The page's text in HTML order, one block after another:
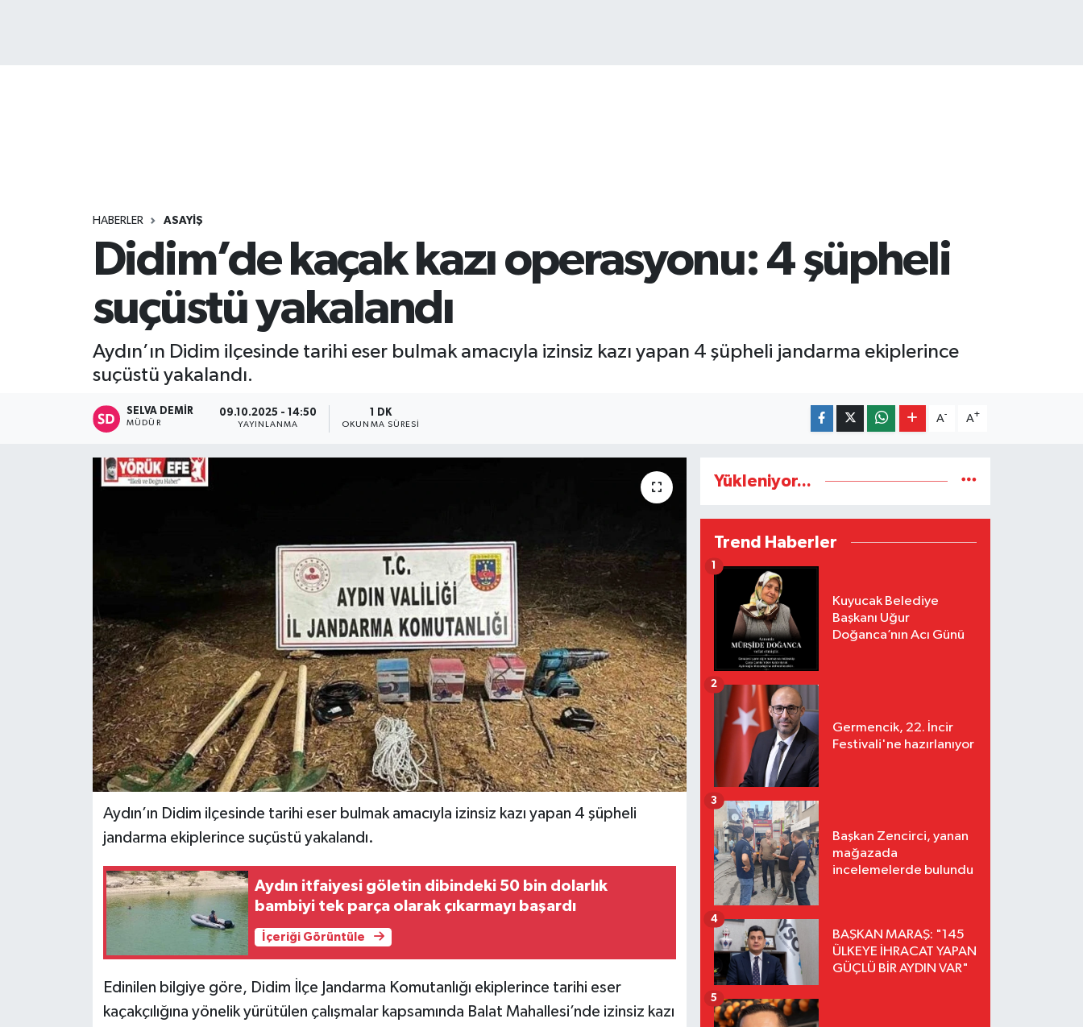
HABERLER ASAYİŞ
Didim’de kaçak kazı operasyonu: 4 şüpheli
suçüstü yakalandı
Aydın’ın Didim ilçesinde tarihi eser bulmak amacıyla izinsiz kazı yapan 4 şüpheli jandarma ekiplerince
suçüstü yakalandı.
SELVA DEMIR
MÜDÜR
09.10.2025 - 14:50
YAYINLANMA
1 DK
OKUNMA SÜRESI
A- A+
Aydın’ın Didim ilçesinde tarihi eser bulmak amacıyla izinsiz kazı yapan 4 şüpheli
jandarma ekiplerince suçüstü yakalandı.
Aydın itfaiyesi göletin dibindeki 50 bin dolarlık
bambiyi tek parça olarak çıkarmayı başardı
İçeriği Görüntüle
Edinilen bilgiye göre, Didim İlçe Jandarma Komutanlığı ekiplerince tarihi eser
kaçakçılığına yönelik yürütülen çalışmalar kapsamında Balat Mahallesi’nde izinsiz kazı
Yükleniyor...
Trend Haberler
Kuyucak Belediye
Başkanı Uğur
Doğanca’nın Acı Günü
1
Germencik, 22. İncir
Festivali'ne hazırlanıyor
2
Başkan Zencirci, yanan
mağazada
incelemelerde bulundu
3
BAŞKAN MARAŞ: "145
ÜLKEYE İHRACAT YAPAN
GÜÇLÜ BİR AYDIN VAR"
4
5